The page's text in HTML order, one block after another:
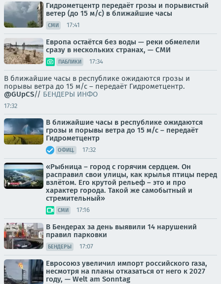
Гидрометцентр передаёт грозы и порывистый
ветер (до 15 м/с) в ближайшие часы
СМИ 17:41
Европа остаётся без воды — реки обмелели
сразу в нескольких странах, — СМИ
ПАБЛИКИ 17:34
В ближайшие часы в республике ожидаются грозы и
порывы ветра до 15 м/с – передаёт Гидрометцентр.
@GUpCS// БЕНДЕРЫ ИНФО
17:32
В ближайшие часы в республике ожидаются
грозы и порывы ветра до 15 м/с – передаёт
Гидрометцентр
ОФИЦ. 17:32
«Рыбница – город с горячим сердцем. Он
расправил свои улицы, как крылья птицы перед
взлётом. Его крутой рельеф – это и про
характер города. Такой же самобытный и
стремительный»
СМИ 17:16
В Бендерах за день выявили 14 нарушений
правил парковки
БЕНДЕРЫ 17:07
Евросоюз увеличил импорт российского газа,
несмотря на планы отказаться от него к 2027
году, — Welt am Sonntag